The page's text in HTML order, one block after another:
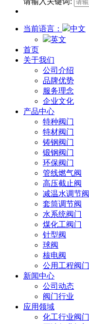
当前语言：
中文
英文
首页
关于我们
公司介绍
品牌优势
服务理念
企业文化
产品中心
特种阀门
特材阀门
铸钢阀门
锻钢阀门
环保阀门
管线燃气阀
高压截止阀
减温水调节阀
套筒调节阀
水系统阀门
煤化工阀门
针型阀
球阀
核电阀
公用工程阀门
新闻中心
公司动态
阀门行业
应用领域
化工行业阀门